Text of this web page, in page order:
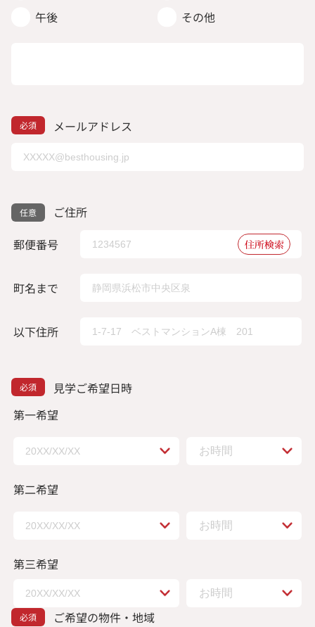
午後
その他
メールアドレス
ご住所
郵便番号
住所検索
町名まで
以下住所
見学ご希望日時
第一希望
第二希望
第三希望
ご希望の物件・地域